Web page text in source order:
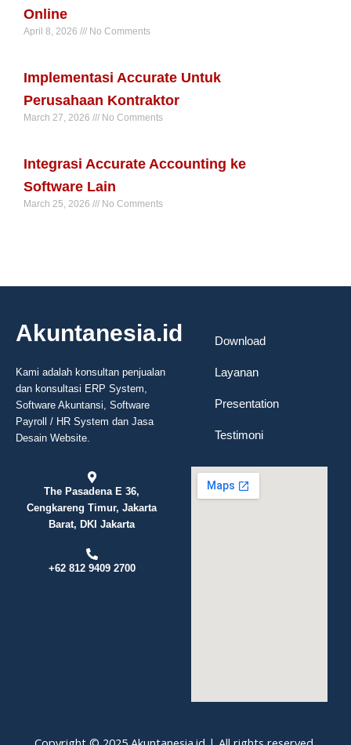
Online
April 8, 2026 No Comments
Implementasi Accurate Untuk
Perusahaan Kontraktor
March 27, 2026 No Comments
Integrasi Accurate Accounting ke
Software Lain
March 25, 2026 No Comments
Akuntanesia.id
Kami adalah konsultan penjualan
dan konsultasi ERP System,
Software Akuntansi, Software
Payroll / HR System dan Jasa
Desain Website.
The Pasadena E 36,
Cengkareng Timur, Jakarta
Barat, DKI Jakarta
+62 812 9409 2700
Download
Layanan
Presentation
Testimoni